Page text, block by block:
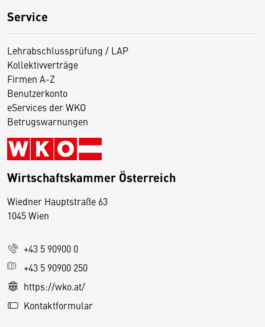
Service
Lehrabschlussprüfung / LAP
Kollektivverträge
Firmen A-Z
Benutzerkonto
eServices der WKO
Betrugswarnungen
Wirtschaftskammer Österreich
Wiedner Hauptstraße 63
1045 Wien
+43 5 90900 0
+43 5 90900 250
https://wko.at/
Kontaktformular
D
s
e
S
e